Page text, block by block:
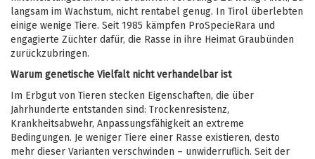
langsam im Wachstum, nicht rentabel genug. In Tirol überlebten
einige wenige Tiere. Seit 1985 kämpfen ProSpecieRara und
engagierte Züchter dafür, die Rasse in ihre Heimat Graubünden
zurückzubringen.
Warum genetische Vielfalt nicht verhandelbar ist
Im Erbgut von Tieren stecken Eigenschaften, die über
Jahrhunderte entstanden sind: Trockenresistenz,
Krankheitsabwehr, Anpassungsfähigkeit an extreme
Bedingungen. Je weniger Tiere einer Rasse existieren, desto
mehr dieser Varianten verschwinden – unwiderruflich. Seit der